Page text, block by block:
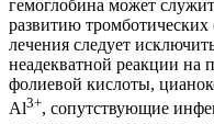
гемоглобина может
развитию
лечения следует
неадекватной реакции на
фолиевой кислоты,
Аl3+, сопутствующие